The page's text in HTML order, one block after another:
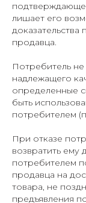
лишает его
продавца.
Потребитель не
надлежащего
определенные
быть
потребителем (
При отказе
возвратить
потребителем
продавца на
товара, не
предъявления